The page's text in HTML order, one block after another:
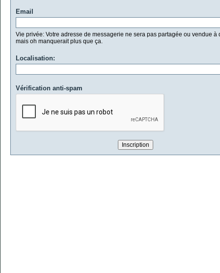
Email
Vie privée: Votre adresse de messagerie ne sera pas partagée ou vendue à
mais oh manquerait plus que ça.
Localisation:
Vérification anti-spam